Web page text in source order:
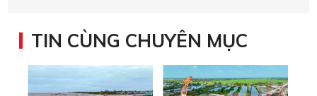
TIN CÙNG CHUYÊN MỤC